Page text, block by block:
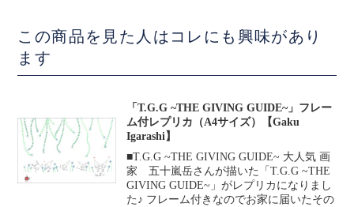
この商品を見た人はコレにも興味があり
ます
「T.G.G ~THE GIVING GUIDE~」フレー
ム付レプリカ（A4サイズ）【Gaku
Igarashi】
■T.G.G ~THE GIVING GUIDE~ 大人気 画
家 五十嵐岳さんが描いた「T.G.G ~THE
GIVING GUIDE~」がレプリカになりまし
た♪ フレーム付きなのでお家に届いたその